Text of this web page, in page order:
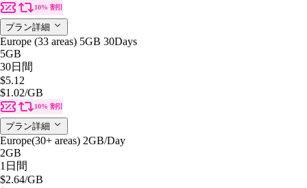
10% 割引
プラン詳細
Europe (33 areas) 5GB 30Days
5GB
30日間
$5.12
$1.02/GB
10% 割引
プラン詳細
Europe(30+ areas) 2GB/Day
2GB
1日間
$2.64/GB